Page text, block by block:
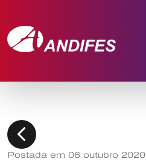
chevron_left
Postada em 06 outubro 2020